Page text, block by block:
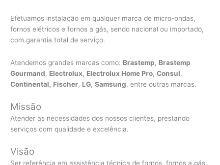
Efetuamos instalação em qualquer marca de micro-ondas,
fornos elétricos e fornos a gás, sendo nacional ou importado,
com garantia total de serviço.
Atendemos grandes marcas como: Brastemp, Brastemp
Gourmand, Electrolux, Electrolux Home Pro,Consul,
Continental, Fischer, LG,Samsung, entre outras marcas.
Missão
Atender as necessidades dos nossos clientes, prestando
serviços com qualidade e excelência.
Visão
Ser referência em assistência técnica de fornos, fornos a gás,